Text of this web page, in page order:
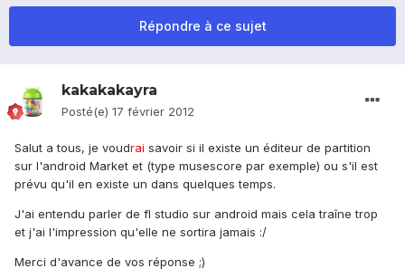
Répondre à ce sujet
kakakakayra
Posté(e) 17 février 2012
Salut a tous, je voudrai savoir si il existe un éditeur de partition
sur l'android Market et (type musescore par exemple) ou s'il est
prévu qu'il en existe un dans quelques temps.
J'ai entendu parler de fl studio sur android mais cela traîne trop
et j'ai l'impression qu'elle ne sortira jamais :/
Merci d'avance de vos réponse ;)